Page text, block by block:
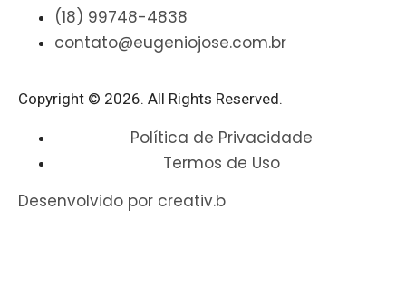
(18) 99748-4838
contato@eugeniojose.com.br
Copyright © 2026. All Rights Reserved.​
Política de Privacidade
Termos de Uso
Desenvolvido por creativ.b​​